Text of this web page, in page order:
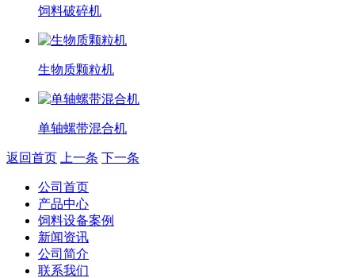
饲料破碎机
生物质颗粒机
单轴螺带混合机
返回首页 上一条 下一条
公司首页
产品中心
饲料设备案例
新闻资讯
公司简介
联系我们